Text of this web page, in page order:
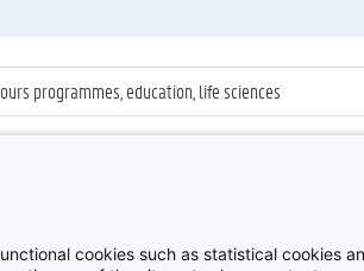
programmes, education, life sciences
cookies such as statistical cookies